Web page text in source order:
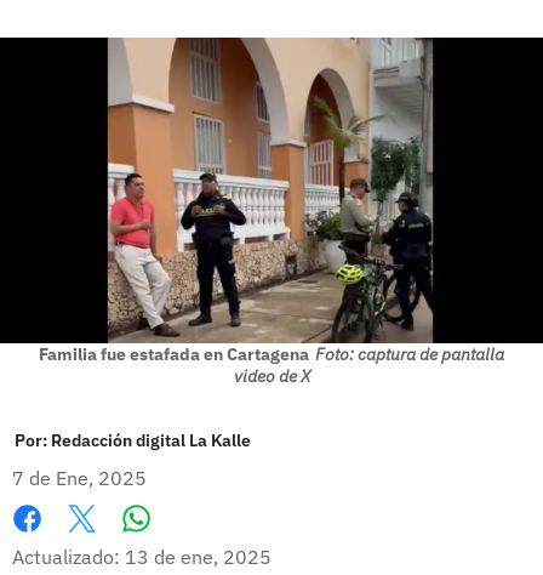
Familia fue estafada en Cartagena Foto: captura de pantalla
video de X
Por: Redacción digital La Kalle
7 de Ene, 2025
Facebook
X
Actualizado: 13 de ene, 2025